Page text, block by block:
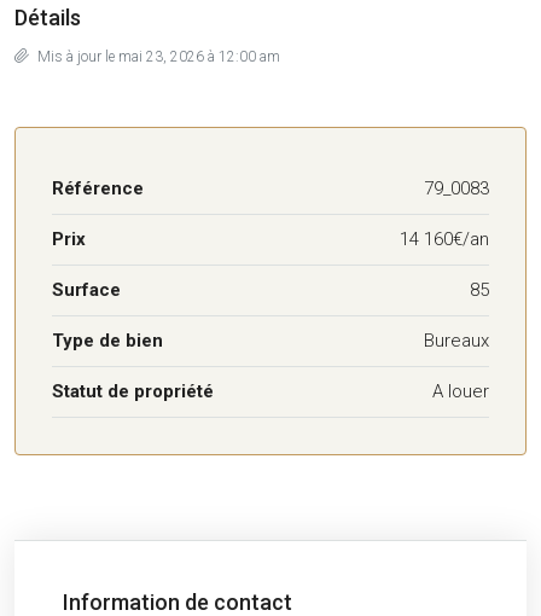
Détails
Mis à jour le mai 23, 2026 à 12:00 am
Référence 79_0083
Prix 14 160€/an
Surface 85
Type de bien Bureaux
Statut de propriété A louer
Information de contact